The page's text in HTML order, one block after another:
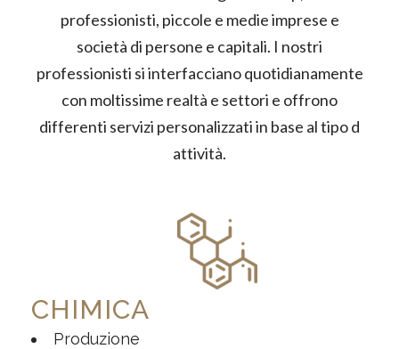
professionisti, piccole e medie imprese e
società di persone e capitali. I nostri
professionisti si interfacciano quotidianamente
con moltissime realtà e settori e offrono
differenti servizi personalizzati in base al tipo d
attività.
CHIMICA
Produzione